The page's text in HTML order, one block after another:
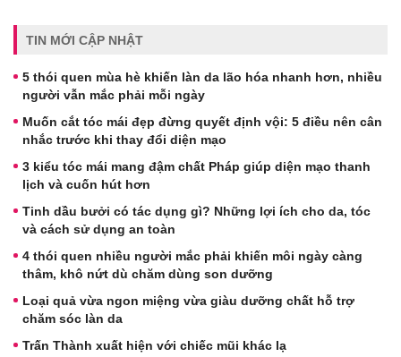
TIN MỚI CẬP NHẬT
5 thói quen mùa hè khiến làn da lão hóa nhanh hơn, nhiều
người vẫn mắc phải mỗi ngày
Muốn cắt tóc mái đẹp đừng quyết định vội: 5 điều nên cân
nhắc trước khi thay đổi diện mạo
3 kiểu tóc mái mang đậm chất Pháp giúp diện mạo thanh
lịch và cuốn hút hơn
Tinh dầu bưởi có tác dụng gì? Những lợi ích cho da, tóc
và cách sử dụng an toàn
4 thói quen nhiều người mắc phải khiến môi ngày càng
thâm, khô nứt dù chăm dùng son dưỡng
Loại quả vừa ngon miệng vừa giàu dưỡng chất hỗ trợ
chăm sóc làn da
Trấn Thành xuất hiện với chiếc mũi khác lạ